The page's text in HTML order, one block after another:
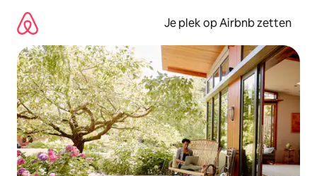
direct
naar
inhoud
Je plek op Airbnb zetten